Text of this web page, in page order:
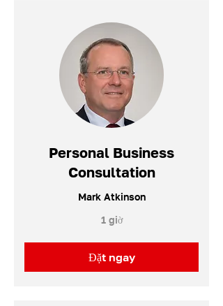
Personal Business
Consultation
Mark Atkinson
1 giờ
Đặt ngay